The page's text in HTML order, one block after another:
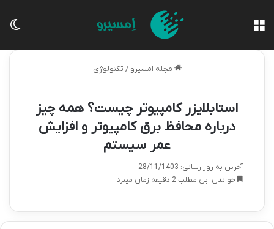
مجله امسیرو / تکنولوژی
استابلایزر کامپیوتر چیست؟ همه چیز
درباره محافظ برق کامپیوتر و افزایش
عمر سیستم
آخرین به روز رسانی: 28/11/1403
خواندن این مطلب 2 دقیقه زمان میبرد